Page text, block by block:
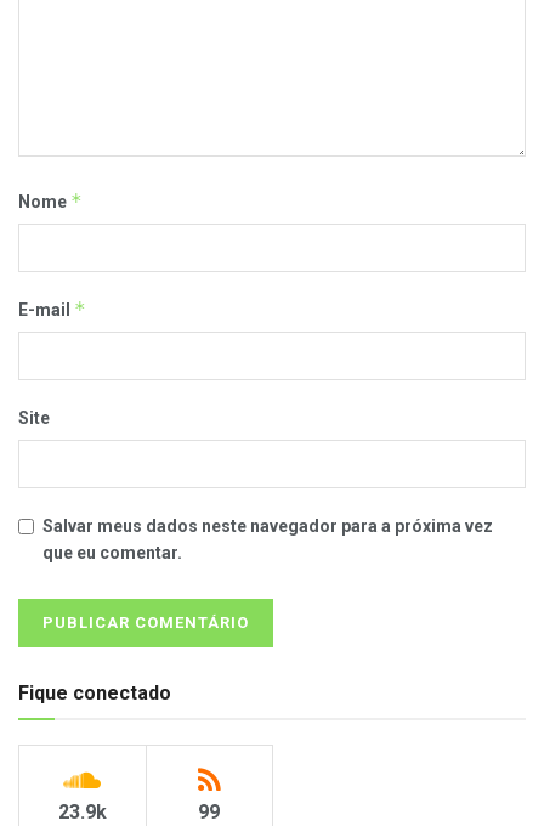
Nome *
E-mail *
Site
Salvar meus dados neste navegador para a próxima vez
que eu comentar.
Fique conectado
23.9k 99